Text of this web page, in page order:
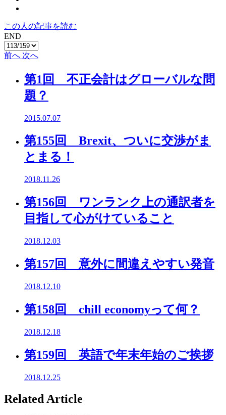
この人の記事を読む
END
前へ 次へ
第1回 不正会計はグローバルな問
題？
2015.07.07
第155回 Brexit、ついに交渉がま
とまる！
2018.11.26
第156回 ワンランク上の通訳者を
目指して心がけていること
2018.12.03
第157回 意外に間違えやすい発音
2018.12.10
第158回 chill economyって何？
2018.12.18
第159回 英語で年末年始のご挨拶
2018.12.25
Related Article